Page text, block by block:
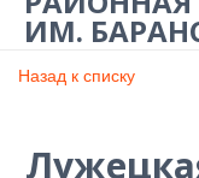
ИМ.
Назад к списку